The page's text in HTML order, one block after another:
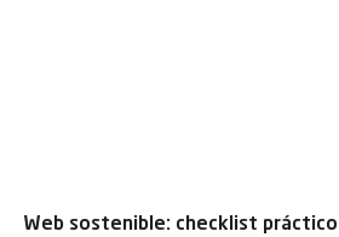
Web sostenible: checklist